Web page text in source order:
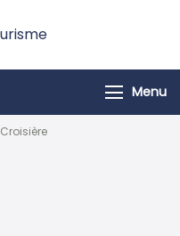
Tourisme
Menu
Croisière